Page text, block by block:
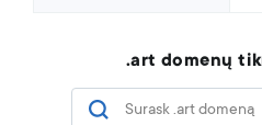
.art domenų